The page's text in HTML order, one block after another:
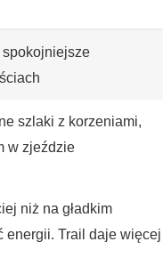
spokojniejsze
szlaki z korzeniami,
w zjeździe
niż na gładkim
energii. Trail daje więcej